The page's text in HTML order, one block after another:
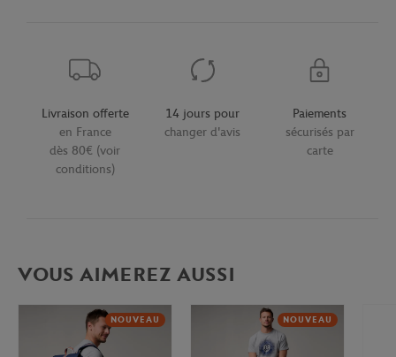
Livraison offerte
en France
dès 80€ (voir
conditions)
14 jours pour
changer d'avis
Paiements
sécurisés par
carte
VOUS AIMEREZ AUSSI
NOUVEAU NOUVEAU